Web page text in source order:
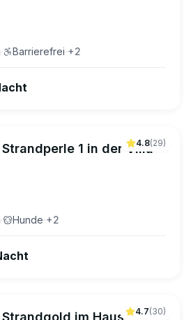
· Barrierefrei·+2
4.8(29)
1 in der Villa
· Hunde·+2
4.7(30)
im Haus